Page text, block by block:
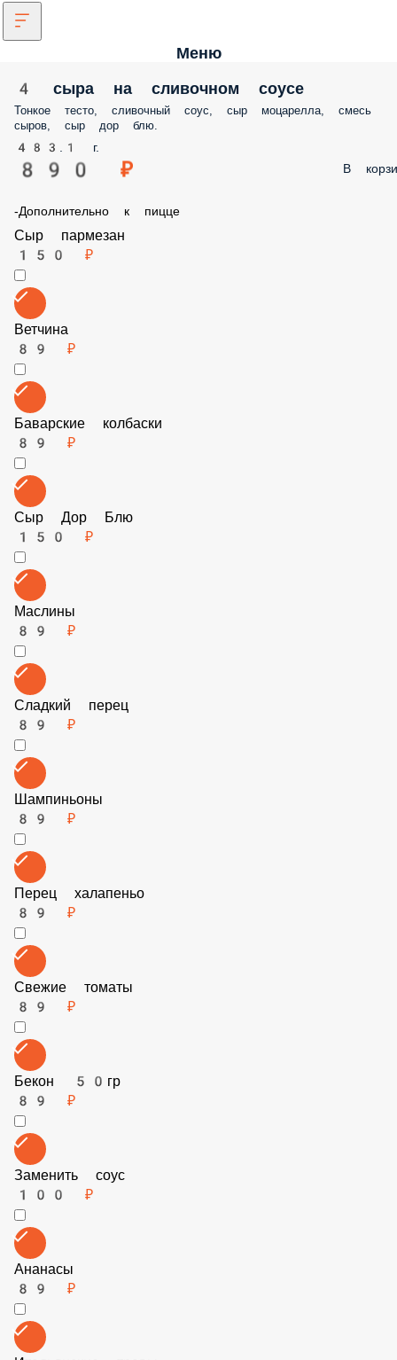
Меню
4 сыра на сливочном соусе
Тонкое тесто, сливочный соус, сыр моцарелла, смесь сыров, сыр дор
блю.
483.1 г.
890 ₽ В
-Дополнительно к пицце
Сыр пармезан
150 ₽
89 ₽
Баварские колбаски
89 ₽
Сыр Дор Блю
150 ₽
Маслины
89 ₽
Сладкий перец
89 ₽
Перец халапеньо
89 ₽
Свежие томаты
89 ₽
Бекон 50гр
89 ₽